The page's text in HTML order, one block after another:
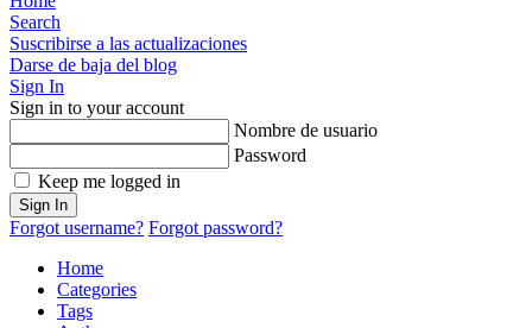
Search
Suscribirse a las actualizaciones
Darse de baja del blog
Sign In
Sign in to your account
Nombre de usuario
Password
Keep me logged in
Sign In
Forgot username? Forgot password?
Home
Categories
Tags